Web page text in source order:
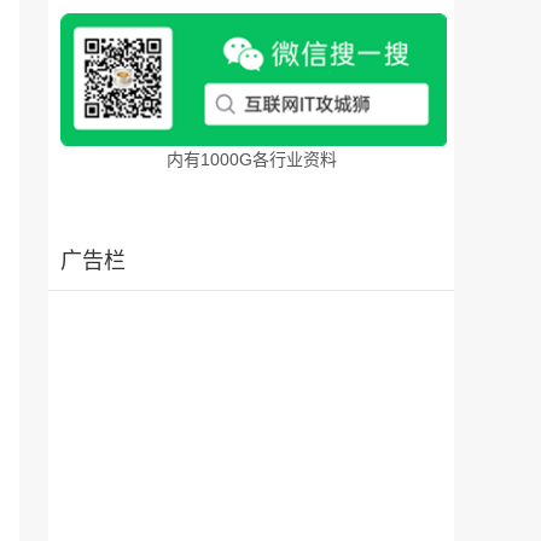
内有1000G各行业资料
广告栏